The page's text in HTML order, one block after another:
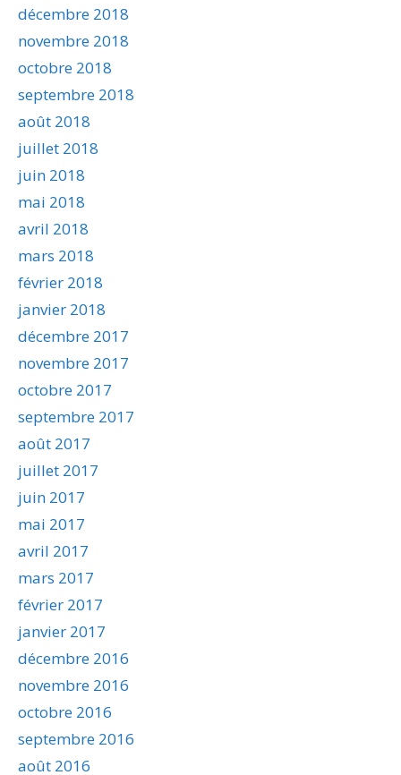
décembre 2018
novembre 2018
octobre 2018
septembre 2018
août 2018
juillet 2018
juin 2018
mai 2018
avril 2018
mars 2018
février 2018
janvier 2018
décembre 2017
novembre 2017
octobre 2017
septembre 2017
août 2017
juillet 2017
juin 2017
mai 2017
avril 2017
mars 2017
février 2017
janvier 2017
décembre 2016
novembre 2016
octobre 2016
septembre 2016
août 2016